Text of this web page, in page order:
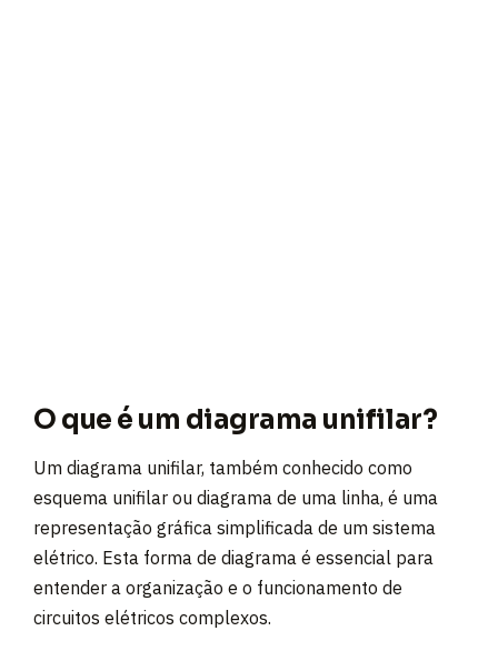
O que é um diagrama unifilar?
Um diagrama unifilar, também conhecido como
esquema unifilar ou diagrama de uma linha, é uma
representação gráfica simplificada de um sistema
elétrico. Esta forma de diagrama é essencial para
entender a organização e o funcionamento de
circuitos elétricos complexos.